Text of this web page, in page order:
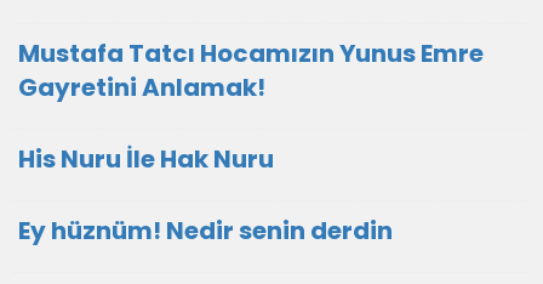
Mustafa Tatcı Hocamızın Yunus Emre
Gayretini Anlamak!
His Nuru İle Hak Nuru
Ey hüznüm! Nedir senin derdin